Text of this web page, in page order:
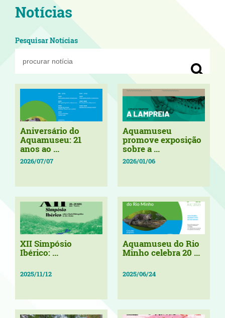
Notícias
Pesquisar Notícias
Aniversário do
Aquamuseu: 21
anos ao ...
2026/07/07
Aquamuseu
promove exposição
sobre a ...
2026/01/06
XII Simpósio
Ibérico: ...
2025/11/12
Aquamuseu do Rio
Minho celebra 20 ...
2025/06/24